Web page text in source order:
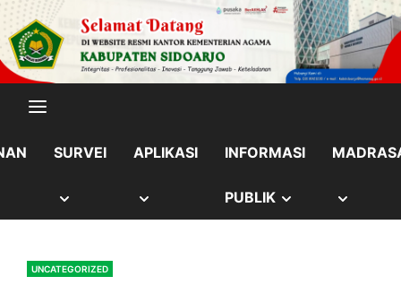
content
Skip
to
content
SURVEI APLIKASI INFORMASI
PUBLIK SHOW
UNCATEGORIZED